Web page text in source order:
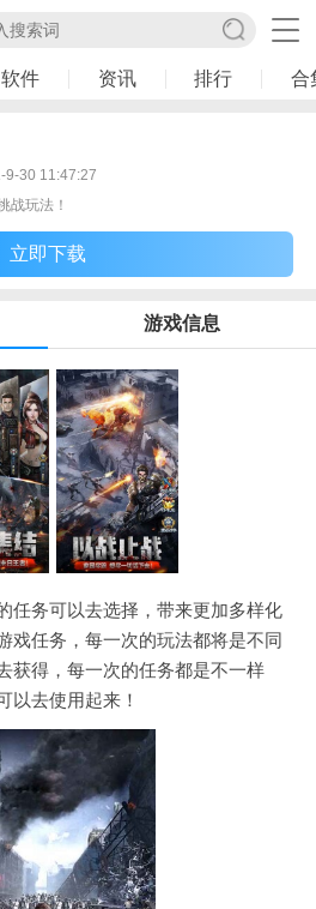
软件 资讯 排行 合
9-30 11:47:27
战玩法！
立即下载
游戏信息
任务可以去选择，带来更加多样化
戏任务，每一次的玩法都将是不同
获得，每一次的任务都是不一样
以去使用起来！